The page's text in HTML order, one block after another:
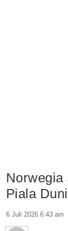
Norwegia
Piala
6 Juli 2026 6:43 am